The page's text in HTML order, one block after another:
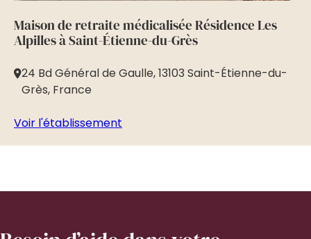
Maison de retraite médicalisée Résidence Les
Alpilles à Saint-Étienne-du-Grès
24 Bd Général de Gaulle, 13103 Saint-Étienne-du-
Grès, France
Voir l'établissement